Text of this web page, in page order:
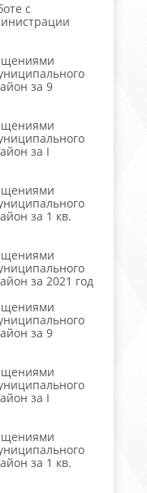
с
за 9
за I
за 1 кв.
за 2021 год
за 9
за I
за 1 кв.